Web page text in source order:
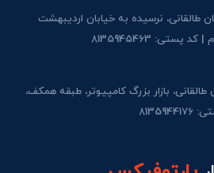
طالقانی، نرسیده به خیابان اردیبهشت
بازار بزرگ کامپیوتر، طبقه همکف،